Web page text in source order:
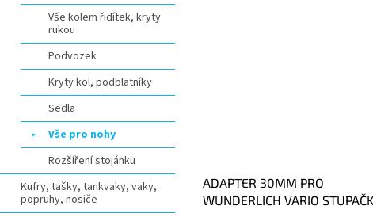
Vše kolem řidítek, kryty
rukou
Podvozek
Kryty kol, podblatníky
Sedla
Vše pro nohy
Rozšíření stojánku
Kufry, tašky, tankvaky, vaky,
popruhy, nosiče
ADAPTER 30MM PRO
WUNDERLICH VARIO